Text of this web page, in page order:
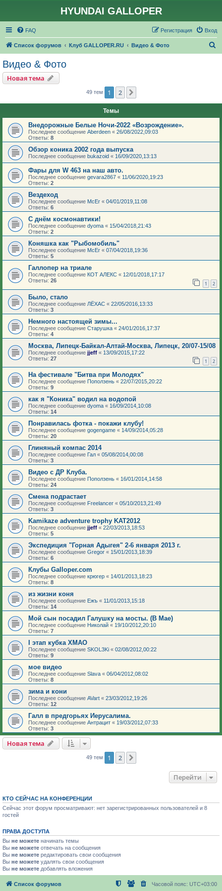
HYUNDAI GALLOPER
FAQ Вход
Регистрация
Список форумов Клуб GALLOPER.RU Видео & Фото
Видео & Фото
Новая тема
49 тем 1 2
Темы
Внедорожные Белые Ночи-2022 «Возрождение».
Последнее сообщение Aberdeen « 26/08/2022,09:03
Ответы: 8
Обзор коника 2002 года выпуска
Последнее сообщение bukazoid « 16/09/2020,13:13
Фары для W 463 на наш авто.
Последнее сообщение gevara2867 « 11/06/2020,19:23
Ответы: 2
Вездеход
Последнее сообщение McEr « 04/01/2019,11:08
Ответы: 6
С днём космонавтики!
Последнее сообщение dyoma « 15/04/2018,21:43
Ответы: 2
Коняшка как "Рыбомобиль"
Последнее сообщение McEr « 07/04/2018,19:36
Ответы: 5
Галлопер на триале
Последнее сообщение КОТ АЛЕКС « 12/01/2018,17:17
Ответы: 26 1 2
Было, стало
Последнее сообщение ЛЁХАС « 22/05/2016,13:33
Ответы: 3
Немного настоящей зимы...
Последнее сообщение Старушка « 24/01/2016,17:37
Ответы: 4
Москва, Липецк-Байкал-Алтай-Москва, Липецк, 20/07-15/08
Последнее сообщение jjeff « 13/09/2015,17:22
Ответы: 27 1 2
На фестивале "Битва при Молодях"
Последнее сообщение Поползень « 22/07/2015,20:22
Ответы: 9
как я "Коника" водил на водопой
Последнее сообщение dyoma « 16/09/2014,10:08
Ответы: 14
Понравилась фотка - покажи клубу!
Последнее сообщение gogengame « 14/09/2014,05:28
Ответы: 20
Глиняный компас 2014
Последнее сообщение Гал « 05/08/2014,00:08
Ответы: 3
Видео с ДР Клуба.
Последнее сообщение Поползень « 16/01/2014,14:58
Ответы: 24
Смена подрастает
Последнее сообщение Freelancer « 05/10/2013,21:49
Ответы: 3
Kamikaze adventure trophy KAT2012
Последнее сообщение jjeff « 22/03/2013,18:53
Ответы: 5
Экспедиция "Горная Адыгея" 2-6 января 2013 г.
Последнее сообщение Gregor « 15/01/2013,18:39
Ответы: 6
Клубы Galloper.com
Последнее сообщение крюгер « 14/01/2013,18:23
Ответы: 8
из жизни коня
Последнее сообщение Ежъ « 11/01/2013,15:18
Ответы: 14
Мой сын посадил Галушку на мосты. (В Мае)
Последнее сообщение Николай « 19/10/2012,20:10
Ответы: 7
I этап кубка ХМАО
Последнее сообщение SKOL3Ki « 02/08/2012,00:22
Ответы: 9
мое видео
Последнее сообщение Slava « 06/04/2012,08:02
Ответы: 8
зима и кони
Последнее сообщение AVart « 23/03/2012,19:26
Ответы: 12
Галл в предгорьях Иерусалима.
Последнее сообщение Антрацит « 19/03/2012,07:33
Ответы: 3
Новая тема
49 тем 1 2
Перейти
КТО СЕЙЧАС НА КОНФЕРЕНЦИИ
Сейчас этот форум просматривают: нет зарегистрированных пользователей и 8
гостей
ПРАВА ДОСТУПА
Вы не можете начинать темы
Вы не можете отвечать на сообщения
Вы не можете редактировать свои сообщения
Вы не можете удалять свои сообщения
Вы не можете добавлять вложения
Список форумов Часовой пояс: UTC+03:00